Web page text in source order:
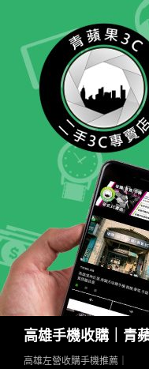
高雄手機收購｜青
高雄左營收購手機推薦｜